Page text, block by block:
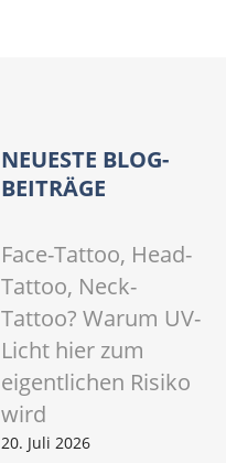
NEUESTE BLOG-
BEITRÄGE
Face-Tattoo, Head-
Tattoo, Neck-
Tattoo? Warum UV-
Licht hier zum
eigentlichen Risiko
wird
20. Juli 2026